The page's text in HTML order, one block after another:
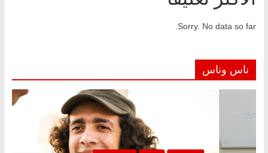
Sorry. No data so far.
ناس وناس